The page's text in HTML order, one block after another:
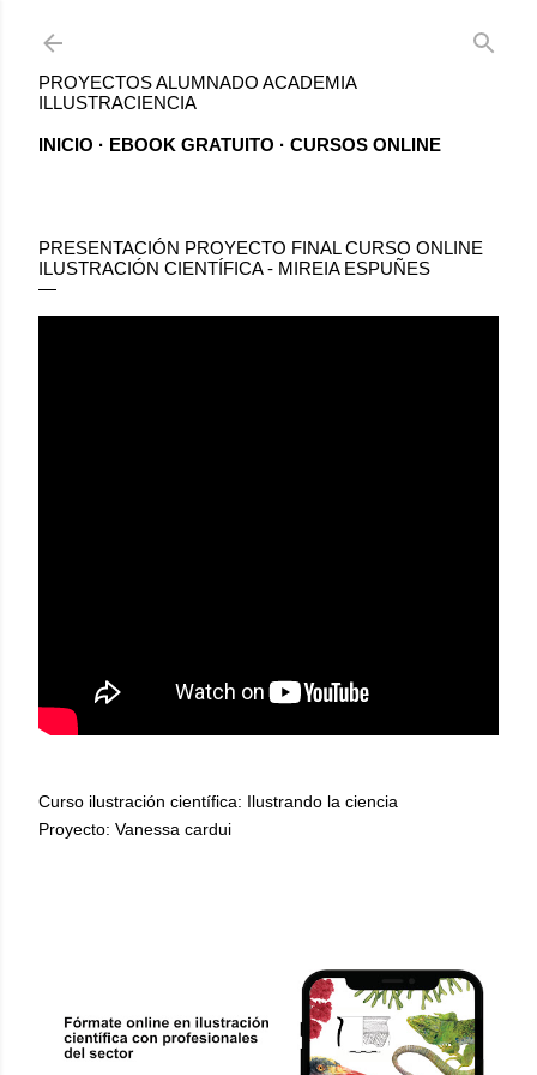
PROYECTOS ALUMNADO ACADEMIA
ILLUSTRACIENCIA
INICIO EBOOK GRATUITO CURSOS ONLINE
PRESENTACIÓN PROYECTO FINAL CURSO ONLINE
ILUSTRACIÓN CIENTÍFICA - MIREIA ESPUÑES
Curso ilustración científica: Ilustrando la ciencia
Proyecto: Vanessa cardui